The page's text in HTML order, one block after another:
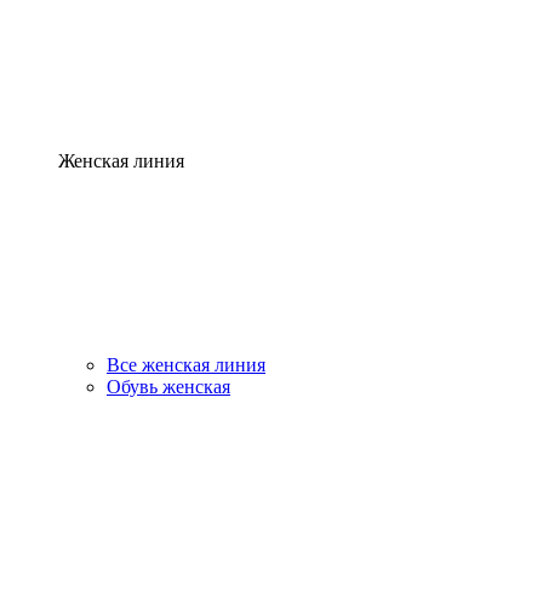
Женская линия
Все женская линия
Обувь женская